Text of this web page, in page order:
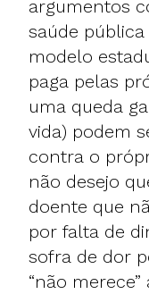
argumentos
saúde
modelo
paga pelas
uma queda
vida) podem
contra o
não desejo
doente que
por falta de
sofra de dor
“não